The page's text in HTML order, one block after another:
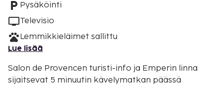
Pysäköinti
Televisio
Lemmikkieläimet sallittu
Lue lisää
Salon de Provencen turisti-info ja Emperin linna
sijaitsevat 5 minuutin kävelymatkan päässä